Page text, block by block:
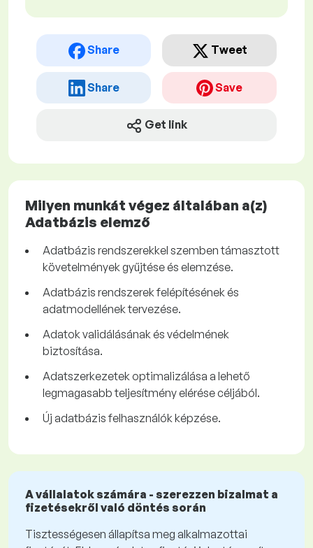
Share Tweet
Share Save
Get link
Milyen munkát végez általában a(z)
Adatbázis elemző
Adatbázis rendszerekkel szemben támasztott
követelmények gyűjtése és elemzése.
Adatbázis rendszerek felépítésének és
adatmodellének tervezése.
Adatok validálásának és védelmének
biztosítása.
Adatszerkezetek optimalizálása a lehető
legmagasabb teljesítmény elérése céljából.
Új adatbázis felhasználók képzése.
A vállalatok számára - szerezzen bizalmat a
fizetésekről való döntés során
Tisztességesen állapítsa meg alkalmazottai